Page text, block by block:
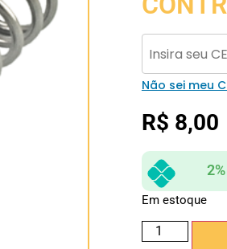
Não sei meu
R$ 8,00
Em estoque